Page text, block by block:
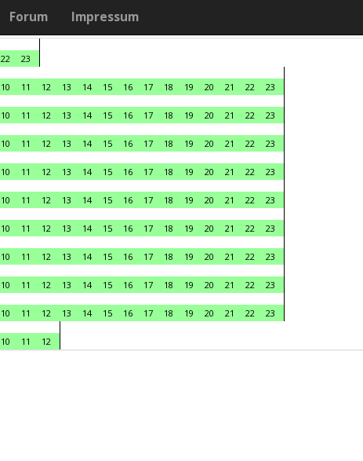
Forum Impressum
22
23
10 11 12 13 14 15 16 17 18 19 20 21 22
23
10 11 12 13 14 15 16 17 18 19 20 21 22
23
10 11 12 13 14 15 16 17 18 19 20 21 22
23
10 11 12 13 14 15 16 17 18 19 20 21 22
23
10 11 12 13 14 15 16 17 18 19 20 21 22
23
10 11 12 13 14 15 16 17 18 19 20 21 22
23
10 11 12 13 14 15 16 17 18 19 20 21 22
23
10 11 12 13 14 15 16 17 18 19 20 21 22
23
10 11 12 13 14 15 16 17 18 19 20 21 22
23
10 11 12